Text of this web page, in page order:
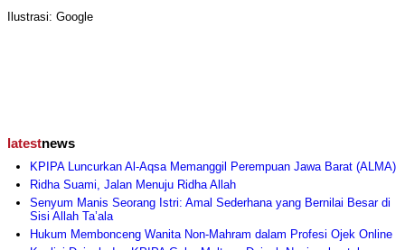
Ilustrasi: Google
latestnews
KPIPA Luncurkan Al-Aqsa Memanggil Perempuan Jawa Barat (ALMA)
Ridha Suami, Jalan Menuju Ridha Allah
Senyum Manis Seorang Istri: Amal Sederhana yang Bernilai Besar di
Sisi Allah Ta’ala
Hukum Membonceng Wanita Non-Mahram dalam Profesi Ojek Online